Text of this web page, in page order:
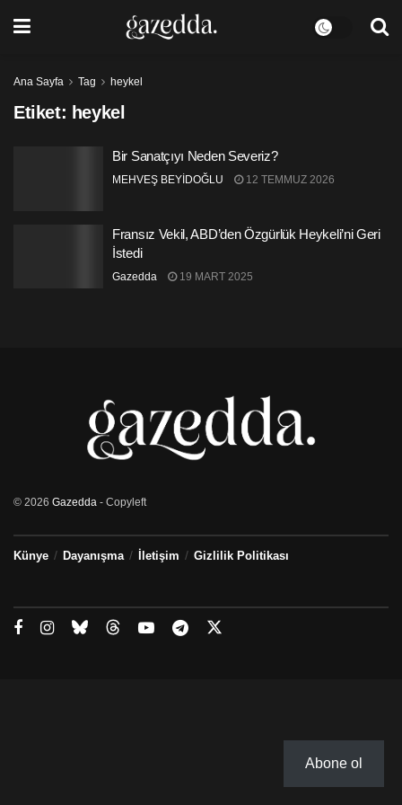
Ana Sayfa Tag heykel
Etiket: heykel
Bir Sanatçıyı Neden Severiz?
MEHVEŞ BEYİDOĞLU 12 TEMMUZ 2026
Fransız Vekil, ABD’den Özgürlük Heykeli’ni Geri
İstedi
Gazedda 19 MART 2025
© 2026 Gazedda - Copyleft
Künye Dayanışma İletişim Gizlilik Politikası
Abone ol